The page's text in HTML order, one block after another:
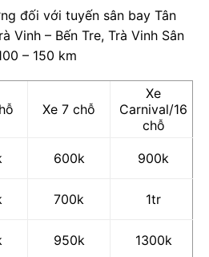
đối với tuyến sân bay Tân
Vinh – Bến Tre, Trà Vinh Sân
– 150 km
Xe 7 chỗ
Xe
Carnival/16
chỗ
600k 900k
700k 1tr
950k 1300k